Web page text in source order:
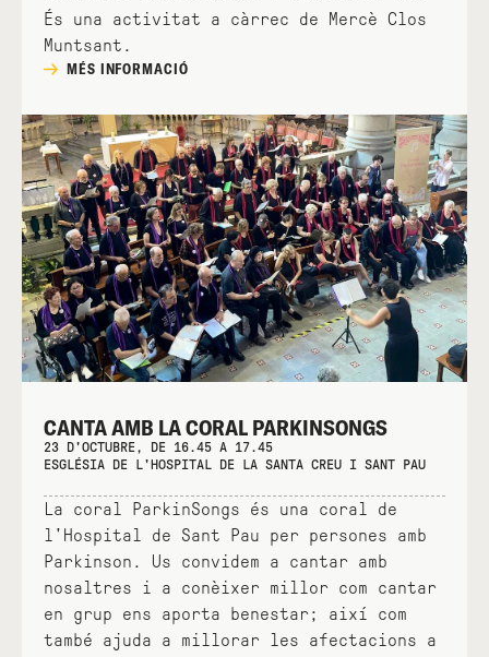
És una activitat a càrrec de Mercè Clos
Muntsant.
MÉS INFORMACIÓ
CANTA AMB LA CORAL PARKINSONGS
23 D'OCTUBRE, DE 16.45 A 17.45
ESGLÉSIA DE L'HOSPITAL DE LA SANTA CREU I SANT PAU
La coral ParkinSongs és una coral de
l'Hospital de Sant Pau per persones amb
Parkinson. Us convidem a cantar amb
nosaltres i a conèixer millor com cantar
en grup ens aporta benestar; així com
també ajuda a millorar les afectacions a